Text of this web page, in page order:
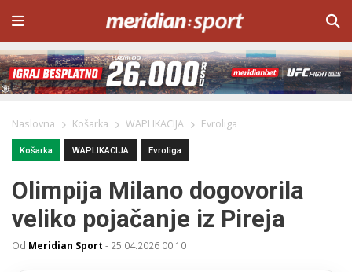
Naslovna Košarka WAPLIKACIJA Evroliga
Košarka WAPLIKACIJA Evroliga
Olimpija Milano dogovorila
veliko pojačanje iz Pireja
Od Meridian Sport - 25.04.2026 00:10